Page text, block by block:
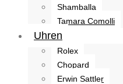
Shamballa
Tamara Comolli
Uhren
Rolex
Chopard
Erwin Sattler